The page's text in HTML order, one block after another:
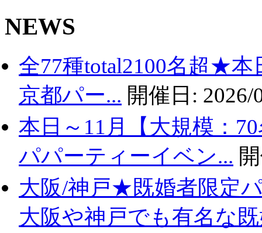
NEWS
全77種total2100名超★本
京都パー... 開催日: 2026/
本日～11月【大規模：
パパーティーイベン...
大阪/神戸★既婚者限定
大阪や神戸でも有名な